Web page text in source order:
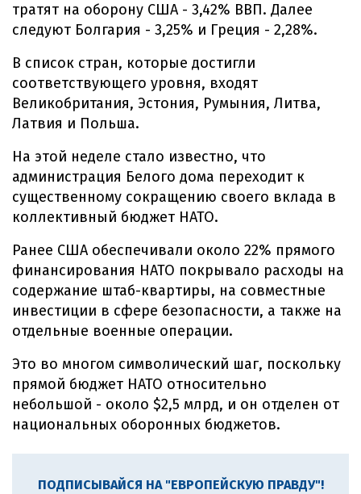
тратят на оборону США - 3,42% ВВП. Далее
следуют Болгария - 3,25% и Греция - 2,28%.
В список стран, которые достигли
соответствующего уровня, входят
Великобритания, Эстония, Румыния, Литва,
Латвия и Польша.
На этой неделе стало известно, что
администрация Белого дома переходит к
существенному сокращению своего вклада в
коллективный бюджет НАТО.
Ранее США обеспечивали около 22% прямого
финансирования НАТО покрывало расходы на
содержание штаб-квартиры, на совместные
инвестиции в сфере безопасности, а также на
отдельные военные операции.
Это во многом символический шаг, поскольку
прямой бюджет НАТО относительно
небольшой - около $2,5 млрд, и он отделен от
национальных оборонных бюджетов.
ПОДПИСЫВАЙСЯ НА "ЕВРОПЕЙСКУЮ ПРАВДУ"!